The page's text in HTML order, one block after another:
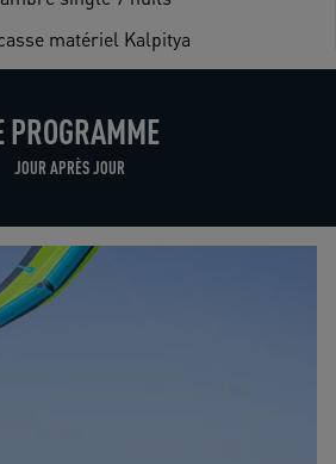
matériel Kalpitya
PROGRAMME
JOUR APRÈS JOUR